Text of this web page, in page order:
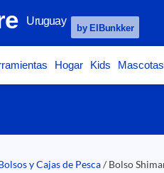
Uruguay
by ElBunkker
Hogar Kids Mascotas
y Cajas de Pesca/ Bolso